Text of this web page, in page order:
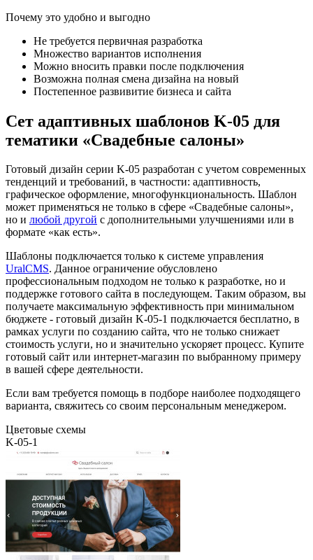
Почему это удобно и выгодно
Не требуется первичная разработка
Множество вариантов исполнения
Можно вносить правки после подключения
Возможна полная смена дизайна на новый
Постепенное развивитие бизнеса и сайта
Сет адаптивных шаблонов K-05 для
тематики «Свадебные салоны»
Готовый дизайн серии K-05 разработан с учетом современных
тенденций и требований, в частности: адаптивность,
графическое оформление, многофункциональность. Шаблон
может применяться не только в сфере «Свадебные салоны»,
но и любой другой с дополнительными улучшениями или в
формате «как есть».
Шаблоны подключается только к системе управления
UralCMS. Данное ограничение обусловлено
профессиональным подходом не только к разработке, но и
поддержке готового сайта в последующем. Таким образом, вы
получаете максимальную эффективность при минимальном
бюджете - готовый дизайн K-05-1 подключается бесплатно, в
рамках услуги по созданию сайта, что не только снижает
стоимость услуги, но и значительно ускоряет процесс. Купите
готовый сайт или интернет-магазин по выбранному примеру
в вашей сфере деятельности.
Если вам требуется помощь в подборе наиболее подходящего
варианта, свяжитесь со своим персональным менеджером.
Цветовые схемы
K-05-1